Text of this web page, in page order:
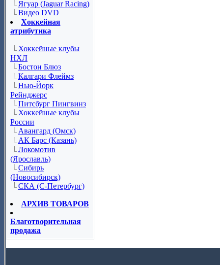
Ягуар (Jaguar Racing)
Видео DVD
Хоккейная
атрибутика
Хоккейные клубы
НХЛ
Бостон Блюз
Калгари Флеймз
Нью-Йорк
Рейнджерс
Питсбург Пингвинз
Хоккейные клубы
России
Авангард (Омск)
АК Барс (Казань)
Локомотив
(Ярославль)
Сибирь
(Новосибирск)
СКА (С-Петербург)
АРХИВ ТОВАРОВ
Благотворительная
продажа